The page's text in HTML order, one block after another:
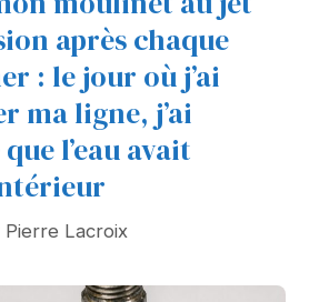
après chaque
: le jour où j’ai
ma ligne, j’ai
l’eau avait
Pierre Lacroix